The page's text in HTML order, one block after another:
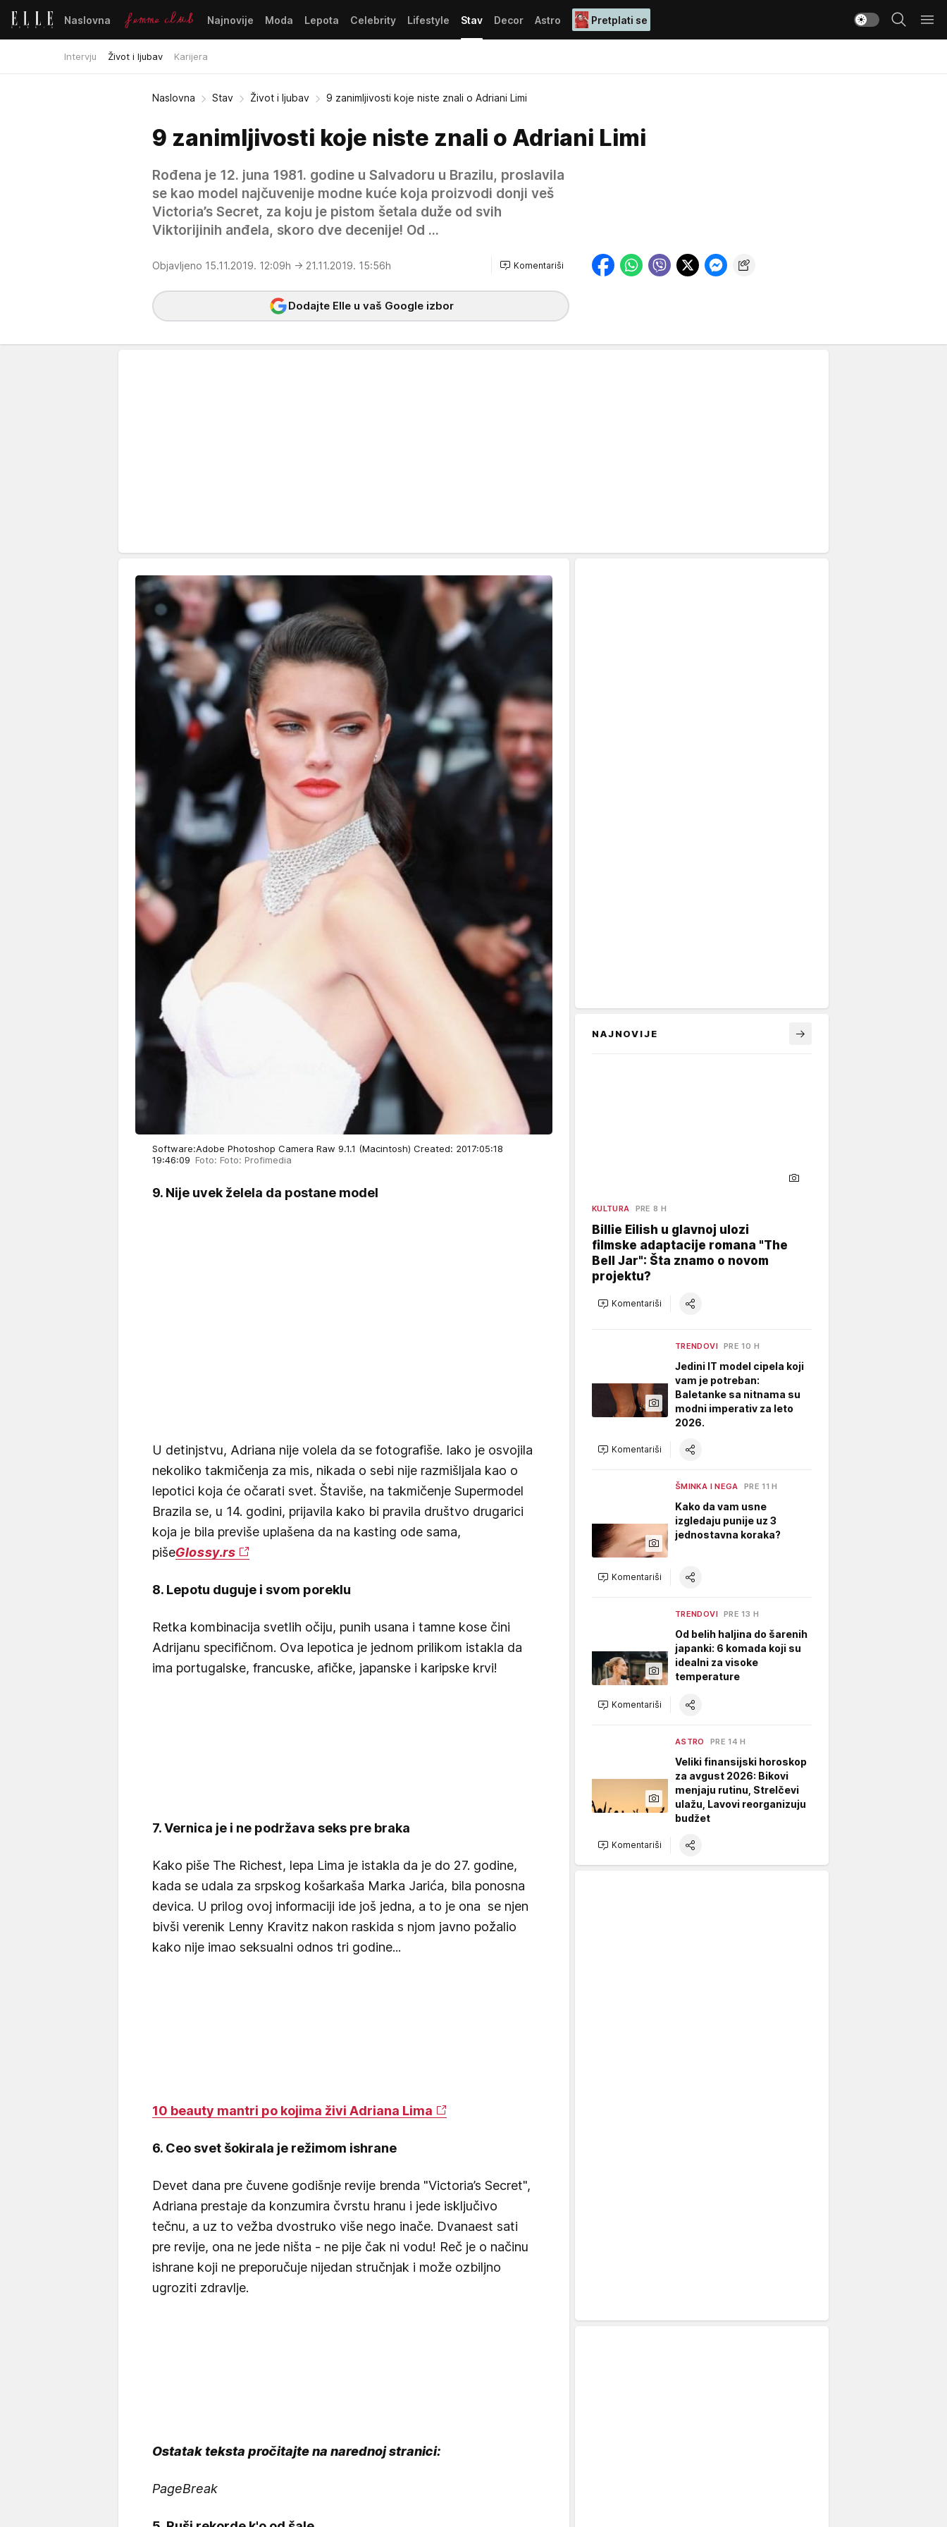
Naslovna Najnovije Moda Lepota Celebrity Lifestyle Stav
Intervju Život i ljubav Karijera
Decor Astro Pretplati se
Naslovna Stav Život i ljubav 9 zanimljivosti koje niste znali o Adriani Limi
9 zanimljivosti koje niste znali o Adriani Limi
Rođena je 12. juna 1981. godine u Salvadoru u Brazilu, proslavila
se kao model najčuvenije modne kuće koja proizvodi donji veš
Victoria’s Secret, za koju je pistom šetala duže od svih
Viktorijinih anđela, skoro dve decenije! Od ...
Objavljeno 15.11.2019. 12:09h → 21.11.2019. 15:56h Komentariši
Dodajte Elle u vaš Google izbor
Software:Adobe Photoshop Camera Raw 9.1.1 (Macintosh) Created: 2017:05:18
19:46:09 Foto: Foto: Profimedia
9. Nije uvek želela da postane model
U detinjstvu, Adriana nije volela da se fotografiše. Iako je osvojila
nekoliko takmičenja za mis, nikada o sebi nije razmišljala kao o
lepotici koja će očarati svet. Štaviše, na takmičenje Supermodel
Brazila se, u 14. godini, prijavila kako bi pravila društvo drugarici
koja je bila previše uplašena da na kasting ode sama,
pišeGlossy.rs
8. Lepotu duguje i svom poreklu
Retka kombinacija svetlih očiju, punih usana i tamne kose čini
Adrijanu specifičnom. Ova lepotica je jednom prilikom istakla da
ima portugalske, francuske, afičke, japanske i karipske krvi!
7. Vernica je i ne podržava seks pre braka
Kako piše The Richest, lepa Lima je istakla da je do 27. godine,
kada se udala za srpskog košarkaša Marka Jarića, bila ponosna
devica. U prilog ovoj informaciji ide još jedna, a to je ona se njen
bivši verenik Lenny Kravitz nakon raskida s njom javno požalio
kako nije imao seksualni odnos tri godine...
10 beauty mantri po kojima živi Adriana Lima
6. Ceo svet šokirala je režimom ishrane
Devet dana pre čuvene godišnje revije brenda "Victoria’s Secret",
Adriana prestaje da konzumira čvrstu hranu i jede isključivo
tečnu, a uz to vežba dvostruko više nego inače. Dvanaest sati
pre revije, ona ne jede ništa - ne pije čak ni vodu! Reč je o načinu
ishrane koji ne preporučuje nijedan stručnjak i može ozbiljno
ugroziti zdravlje.
Ostatak teksta pročitajte na narednoj stranici:
PageBreak
NAJNOVIJE
KULTURA PRE 8 H
Billie Eilish u glavnoj ulozi
filmske adaptacije romana "The
Bell Jar": Šta znamo o novom
projektu?
Komentariši
TRENDOVI PRE 10 H
Jedini IT model cipela koji
vam je potreban:
Baletanke sa nitnama su
modni imperativ za leto
2026.
Komentariši
ŠMINKA I NEGA PRE 11 H
Kako da vam usne
izgledaju punije uz 3
jednostavna koraka?
Komentariši
TRENDOVI PRE 13 H
Od belih haljina do šarenih
japanki: 6 komada koji su
idealni za visoke
temperature
Komentariši
ASTRO PRE 14 H
Veliki finansijski horoskop
za avgust 2026: Bikovi
menjaju rutinu, Strelčevi
ulažu, Lavovi reorganizuju
budžet
Komentariši